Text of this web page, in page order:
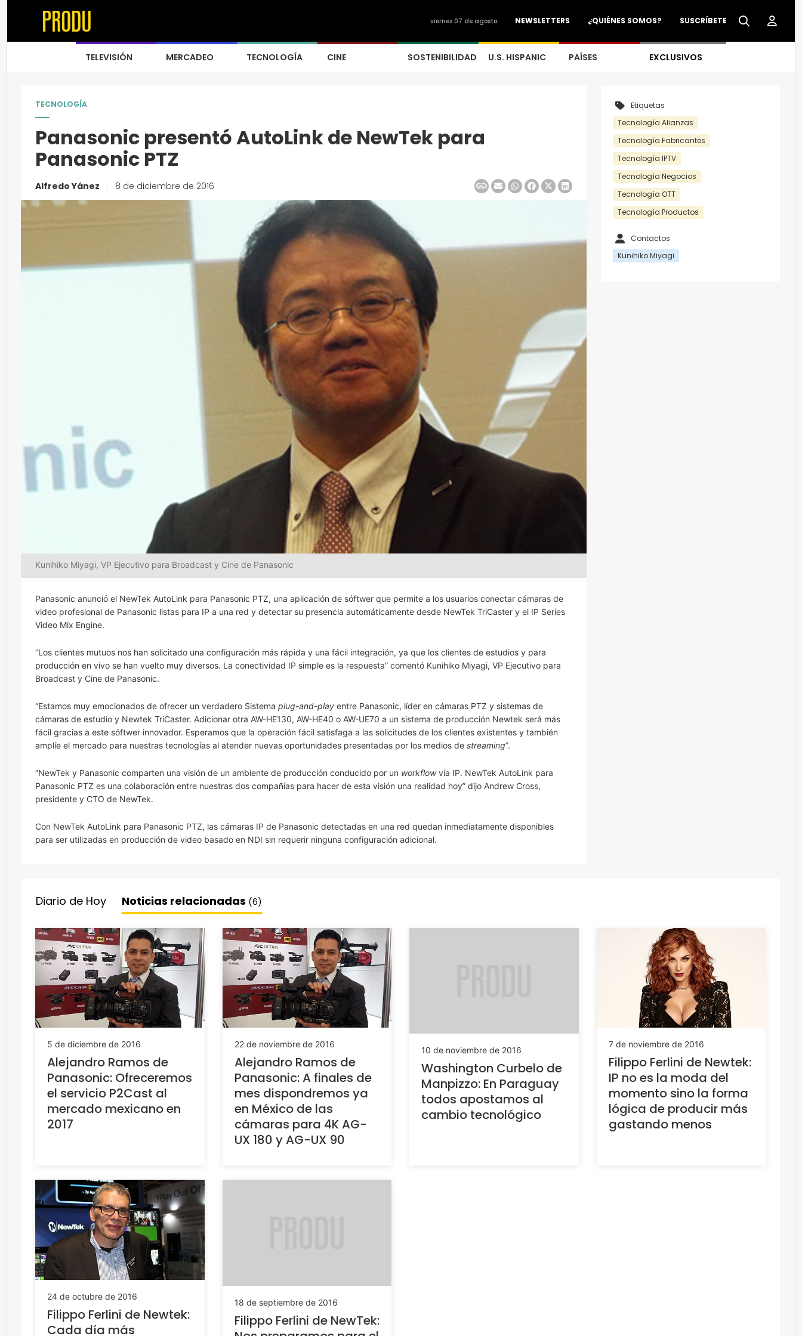
SUSCRÍBETE
¿QUIÉNES SOMOS?
NEWSLETTERS
viernes 07 de agosto
TELEVISIÓN MERCADEO TECNOLOGÍA CINE SOSTENIBILIDAD U.S. HISPANIC PAÍSES EXCLUSIVOS
TECNOLOGÍA
Panasonic presentó AutoLink de NewTek para
Panasonic PTZ
Alfredo Yánez 8 de diciembre de 2016
Kunihiko Miyagi, VP Ejecutivo para Broadcast y Cine de Panasonic
Panasonic anunció el NewTek AutoLink para Panasonic PTZ, una aplicación de sóftwer que permite a los usuarios conectar cámaras de
video profesional de Panasonic listas para IP a una red y detectar su presencia automáticamente desde NewTek TriCaster y el IP Series
Video Mix Engine.
“Los clientes mutuos nos han solicitado una configuración más rápida y una fácil integración, ya que los clientes de estudios y para
producción en vivo se han vuelto muy diversos. La conectividad IP simple es la respuesta” comentó Kunihiko Miyagi, VP Ejecutivo para
Broadcast y Cine de Panasonic.
“Estamos muy emocionados de ofrecer un verdadero Sistema plug-and-play entre Panasonic, líder en cámaras PTZ y sistemas de
cámaras de estudio y Newtek TriCaster. Adicionar otra AW-HE130, AW-HE40 o AW-UE70 a un sistema de producción Newtek será más
fácil gracias a este sóftwer innovador. Esperamos que la operación fácil satisfaga a las solicitudes de los clientes existentes y también
amplíe el mercado para nuestras tecnologías al atender nuevas oportunidades presentadas por los medios de streaming”.
“NewTek y Panasonic comparten una visión de un ambiente de producción conducido por un workflowvía IP. NewTek AutoLink para
Panasonic PTZ es una colaboración entre nuestras dos compañías para hacer de esta visión una realidad hoy” dijo Andrew Cross,
presidente y CTO de NewTek.
Con NewTek AutoLink para Panasonic PTZ, las cámaras IP de Panasonic detectadas en una red quedan inmediatamente disponibles
para ser utilizadas en producción de video basado en NDI sin requerir ninguna configuración adicional.
Etiquetas
Tecnología Alianzas
Tecnología Fabricantes
Tecnología IPTV
Tecnología Negocios
Tecnología OTT
Tecnología Productos
Contactos
Kunihiko Miyagi
Diario de Hoy Noticias relacionadas (6)
5 de diciembre de 2016
Alejandro Ramos de
Panasonic: Ofreceremos
el servicio P2Cast al
mercado mexicano en
2017
22 de noviembre de 2016
Alejandro Ramos de
Panasonic: A finales de
mes dispondremos ya
en México de las
cámaras para 4K AG-
UX 180 y AG-UX 90
10 de noviembre de 2016
Washington Curbelo de
Manpizzo: En Paraguay
todos apostamos al
cambio tecnológico
7 de noviembre de 2016
Filippo Ferlini de Newtek:
IP no es la moda del
momento sino la forma
lógica de producir más
gastando menos
24 de octubre de 2016
Filippo Ferlini de Newtek:
Cada día más
18 de septiembre de 2016
Filippo Ferlini de NewTek: